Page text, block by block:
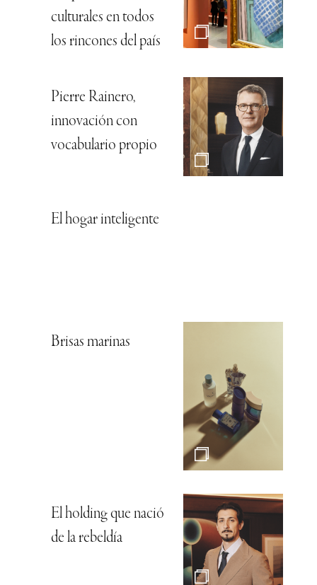
culturales en todos
los rincones del país
Pierre Rainero,
innovación con
vocabulario propio
El hogar inteligente
Brisas marinas
El holding que nació
de la rebeldía